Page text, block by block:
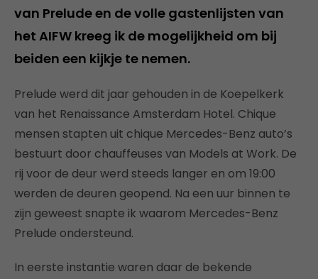
van Prelude en de volle gastenlijsten van
het AIFW kreeg ik de mogelijkheid om bij
beiden een kijkje te nemen.
Prelude werd dit jaar gehouden in de Koepelkerk
van het Renaissance Amsterdam Hotel. Chique
mensen stapten uit chique Mercedes-Benz auto’s
bestuurt door chauffeuses van Models at Work. De
rij voor de deur werd steeds langer en om 19:00
werden de deuren geopend. Na een uur binnen te
zijn geweest snapte ik waarom Mercedes-Benz
Prelude ondersteund.
In eerste instantie waren daar de bekende